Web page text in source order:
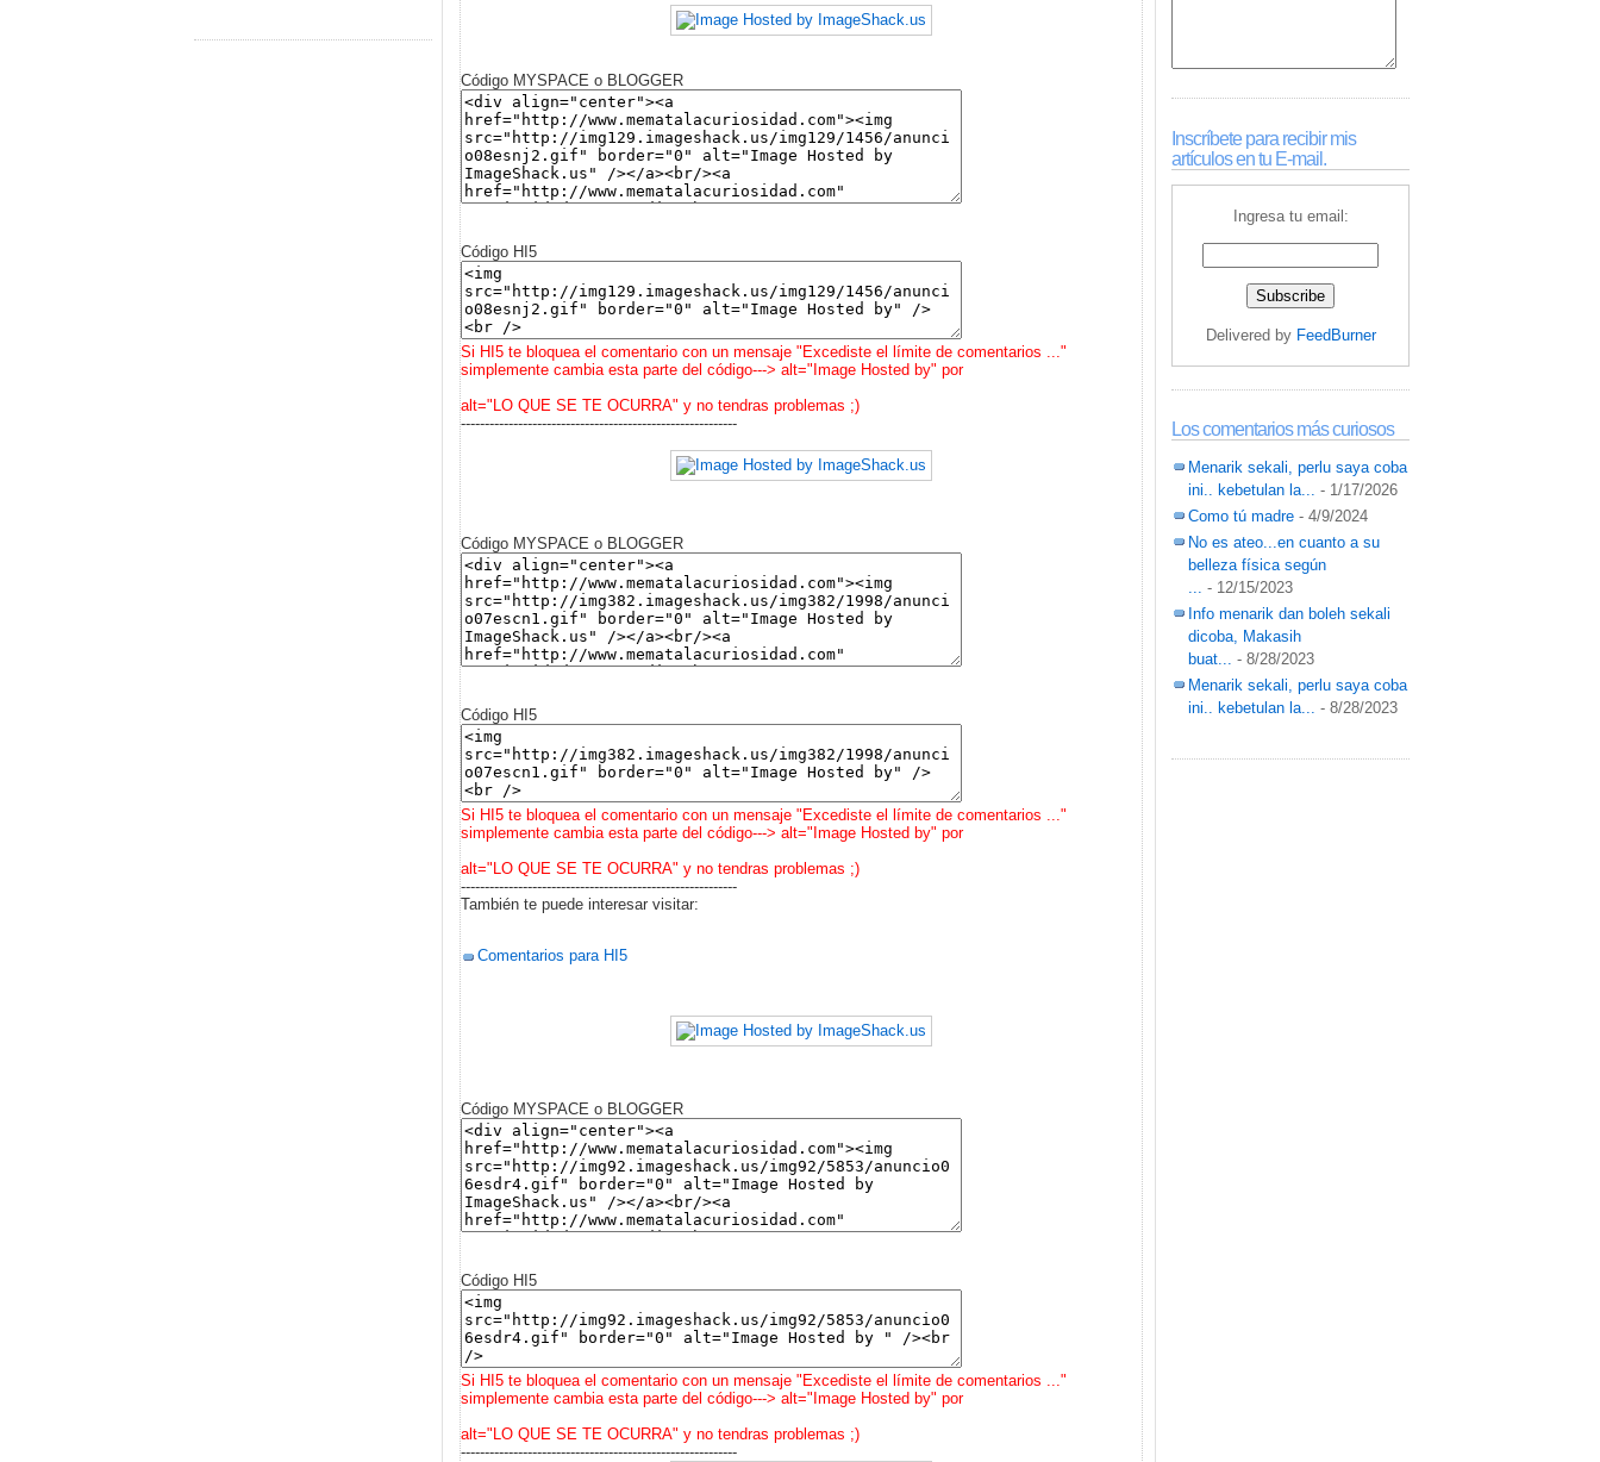
Código MYSPACE o BLOGGER
Código HI5
Si HI5 te bloquea el comentario con un mensaje "Excediste el límite de comentarios ..."
simplemente cambia esta parte del código---> alt="Image Hosted by" por
alt="LO QUE SE TE OCURRA" y no tendras problemas ;)
----------------------------------------------------------
Código MYSPACE o BLOGGER
Código HI5
Si HI5 te bloquea el comentario con un mensaje "Excediste el límite de comentarios ..."
simplemente cambia esta parte del código---> alt="Image Hosted by" por
alt="LO QUE SE TE OCURRA" y no tendras problemas ;)
----------------------------------------------------------
También te puede interesar visitar:
Comentarios para HI5
Código MYSPACE o BLOGGER
Código HI5
Si HI5 te bloquea el comentario con un mensaje "Excediste el límite de comentarios ..."
simplemente cambia esta parte del código---> alt="Image Hosted by" por
alt="LO QUE SE TE OCURRA" y no tendras problemas ;)
----------------------------------------------------------
Inscríbete para recibir mis
artículos en tu E-mail.
Ingresa tu email:
Delivered by FeedBurner
Los comentarios más curiosos
Menarik sekali, perlu saya coba
ini.. kebetulan la... - 1/17/2026
Como tú madre - 4/9/2024
No es ateo...en cuanto a su
belleza física según
... - 12/15/2023
Info menarik dan boleh sekali
dicoba, Makasih
buat... - 8/28/2023
Menarik sekali, perlu saya coba
ini.. kebetulan la... - 8/28/2023